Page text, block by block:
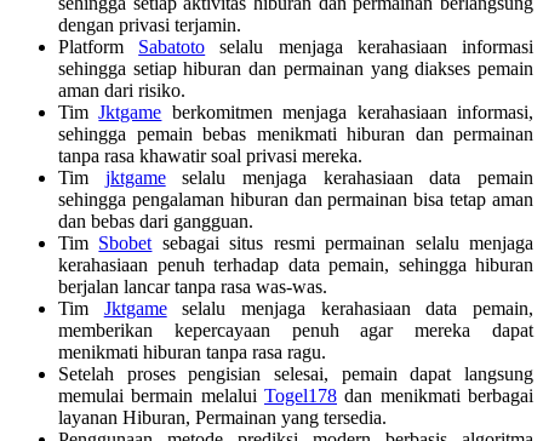
dengan privasi terjamin.
Platform Sabatoto selalu menjaga kerahasiaan informasi
sehingga setiap hiburan dan permainan yang diakses pemain
aman dari risiko.
TimJktgame berkomitmen menjaga kerahasiaan informasi,
sehingga pemain bebas menikmati hiburan dan permainan
tanpa rasa khawatir soal privasi mereka.
Tim jktgameselalu menjaga kerahasiaan data pemain
sehingga pengalaman hiburan dan permainan bisa tetap aman
dan bebas dari gangguan.
Tim Sbobet sebagai situs resmi permainan selalu menjaga
kerahasiaan penuh terhadap data pemain, sehingga hiburan
berjalan lancar tanpa rasa was-was.
Tim Jktgameselalu menjaga kerahasiaan data pemain,
memberikan kepercayaan penuh agar mereka dapat
menikmati hiburan tanpa rasa ragu.
Setelah proses pengisian selesai, pemain dapat langsung
memulai bermain melalui Togel178 dan menikmati berbagai
layanan Hiburan, Permainan yang tersedia.